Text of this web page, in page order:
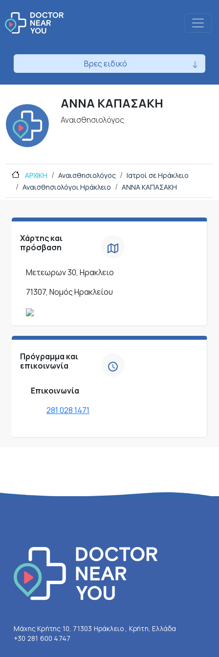
Βρες ειδικό
ΑΝΝΑ ΚΑΠΑΣΑΚΗ
Αναισθησιολόγος
ΑΡΧΙΚΗ Αναισθησιολόγος
Ιατροί σε Ηράκλειο
Αναισθησιολόγοι Ηράκλειο
ΑΝΝΑ ΚΑΠΑΣΑΚΗ
Χάρτης και
πρόσβαση
Μετεωρων 30, Ηρακλειο
71307, Νομός Ηρακλείου
Πρόγραμμα και
επικοινωνία
Επικοινωνία
281 028 1471
Μάχης Κρήτης 10, 71303 Ηράκλειο , Κρήτη, Ελλάδα
+30 281 600 4747